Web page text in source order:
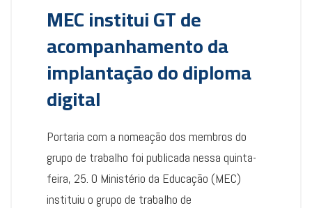
MEC institui GT de
acompanhamento da
implantação do diploma
digital
Portaria com a nomeação dos membros do
grupo de trabalho foi publicada nessa quinta-
feira, 25. O Ministério da Educação (MEC)
instituiu o grupo de trabalho de